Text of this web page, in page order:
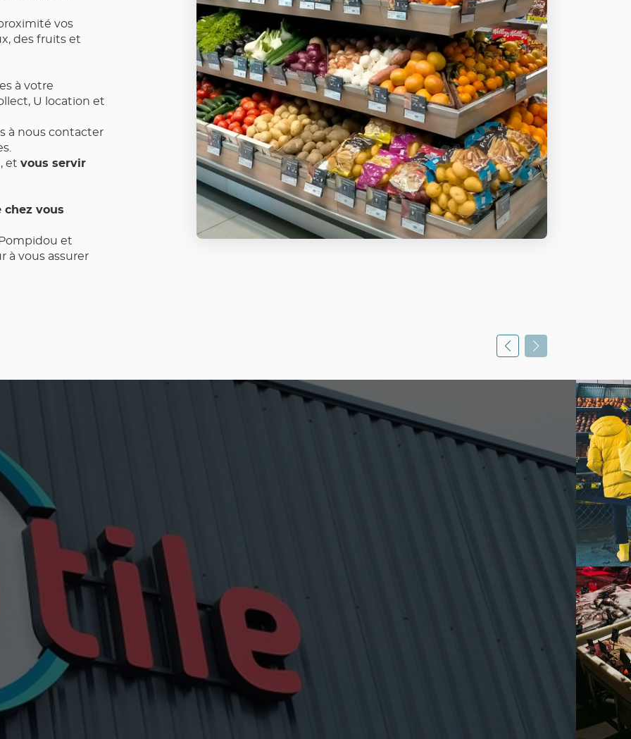
vos
des fruits et
à votre
U location et
à nous contacter
et vous servir
chez vous
et
à vous assurer